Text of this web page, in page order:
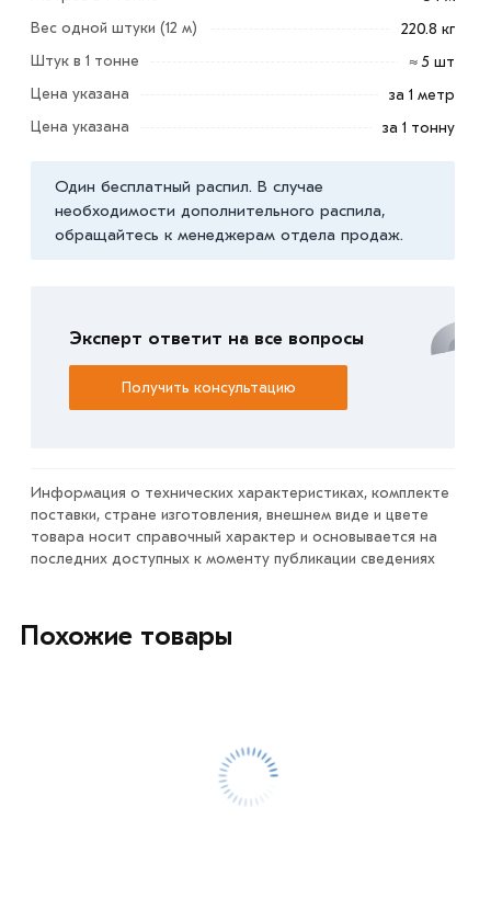
обработают заказ и свяжутся с Вами для согласования
условий доставки или самовывоза.
соответствует всем стандартам качества. Возврат
обязательно).
Вес одной штуки (12 м)
220.8 кг
Штук в 1 тонне
≈ 5 шт
Цена указана
за 1 метр
Цена указана
за 1 тонну
Один бесплатный распил. В случае
необходимости дополнительного распила,
обращайтесь к менеджерам отдела продаж.
Эксперт ответит на все вопросы
Получить консультацию
Информация о технических характеристиках, комплекте
поставки, стране изготовления, внешнем виде и цвете
товара носит справочный характер и основывается на
последних доступных к моменту публикации сведениях
Похожие товары